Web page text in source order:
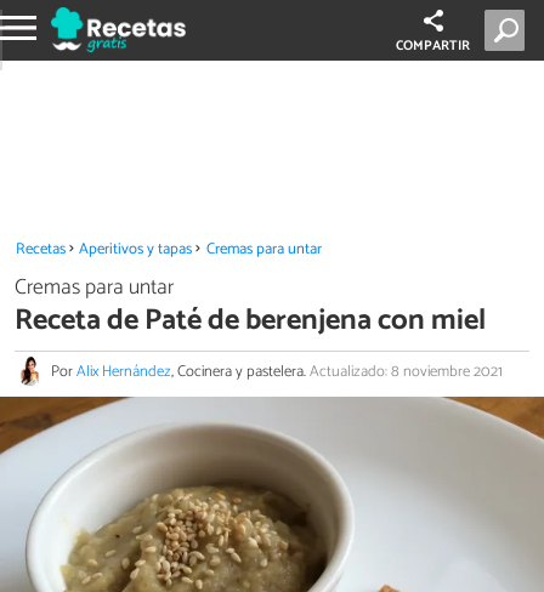
COMPARTIR
Recetas Aperitivos y tapas Cremas para untar
Cremas para untar
Receta de Paté de berenjena con miel
PorAlix Hernández, Cocinera y pastelera.Actualizado: 8 noviembre 2021